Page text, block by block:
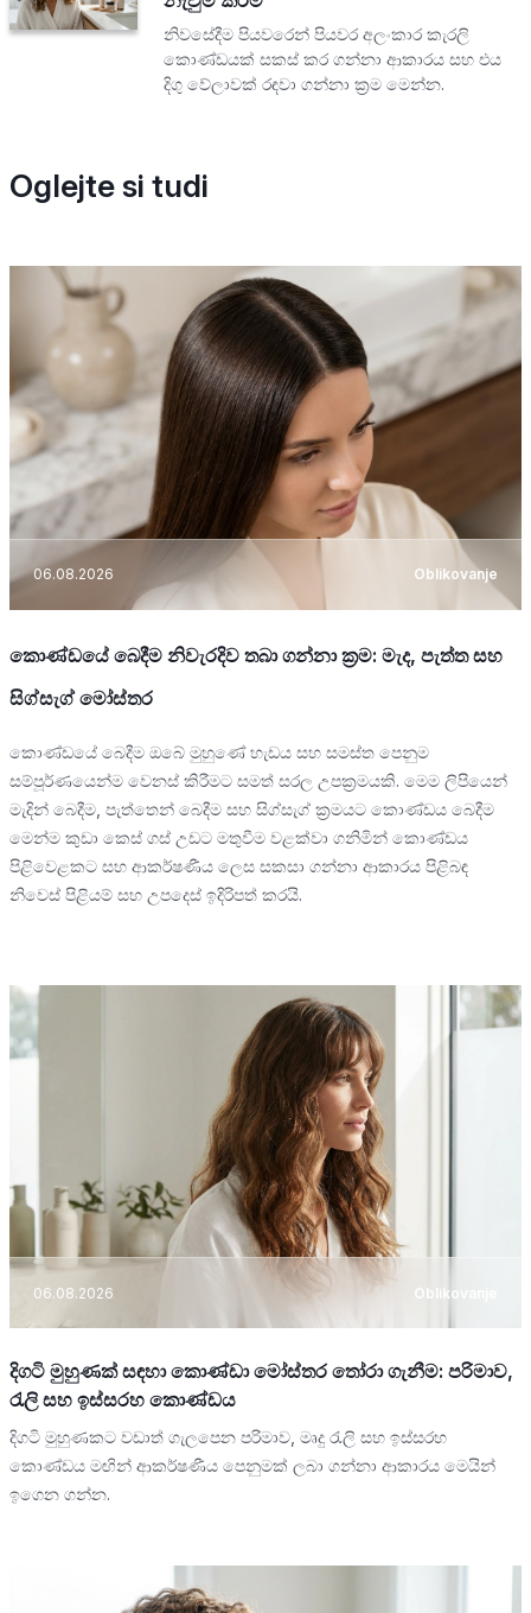
නිවසේදීම පියවරෙන් පියවර අලංකාර කැරලි
කොණ්ඩයක් සකස් කර ගන්නා ආකාරය සහ එය
දිගු වේලාවක් රඳවා ගන්නා ක්‍රම මෙන්න.
Oglejte si tudi
06.08.2026 Oblikovanje
කොණ්ඩයේ බෙදීම නිවැරදිව තබා ගන්නා ක්‍රම: මැද, පැත්ත සහ
සිග්සැග් මෝස්තර
කොණ්ඩයේ බෙදීම ඔබේ මුහුණේ හැඩය සහ සමස්ත පෙනුම
සම්පූර්ණයෙන්ම වෙනස් කිරීමට සමත් සරල උපක්‍රමයකි. මෙම ලිපියෙන්
මැදින් බෙදීම, පැත්තෙන් බෙදීම සහ සිග්සැග් ක්‍රමයට කොණ්ඩය බෙදීම
මෙන්ම කුඩා කෙස් ගස් උඩට මතුවීම වළක්වා ගනිමින් කොණ්ඩය
පිළිවෙළකට සහ ආකර්ෂණීය ලෙස සකසා ගන්නා ආකාරය පිළිබඳ
නිවෙස් පිළියම් සහ උපදෙස් ඉදිරිපත් කරයි.
06.08.2026 Oblikovanje
දිගටි මුහුණක් සඳහා කොණ්ඩා මෝස්තර තෝරා ගැනීම: පරිමාව,
රැලි සහ ඉස්සරහ කොණ්ඩය
දිගටි මුහුණකට වඩාත් ගැලපෙන පරිමාව, මෘදු රැලි සහ ඉස්සරහ
කොණ්ඩය මඟින් ආකර්ෂණීය පෙනුමක් ලබා ගන්නා ආකාරය මෙයින්
ඉගෙන ගන්න.